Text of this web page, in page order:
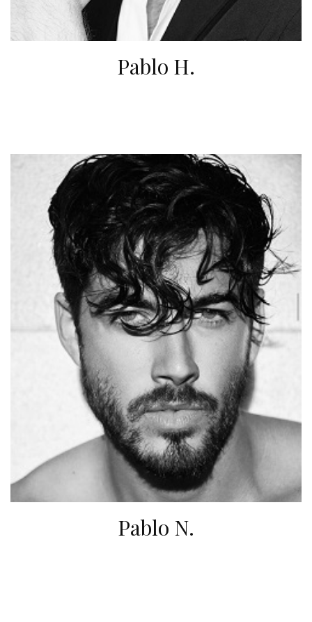
Pablo H.
Pablo N.